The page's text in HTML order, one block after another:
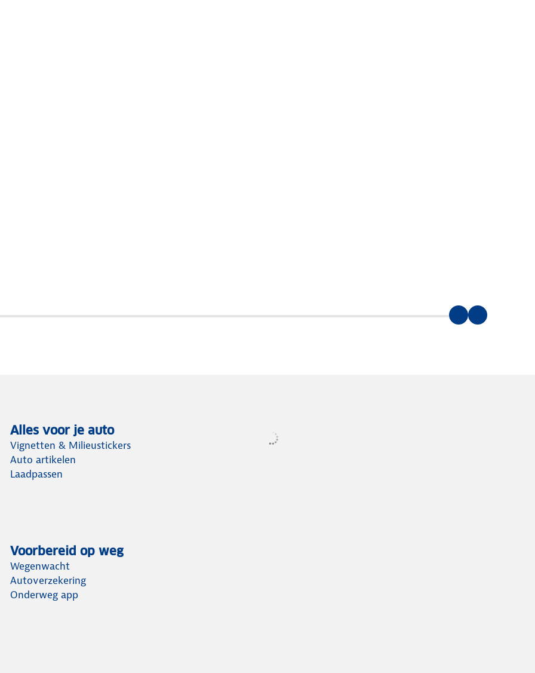
Alles voor je auto
Vignetten & Milieustickers
Auto artikelen
Laadpassen
Voorbereid op weg
Wegenwacht
Autoverzekering
Onderweg app